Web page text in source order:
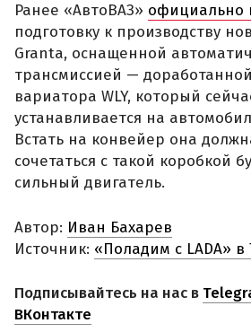
Ранее «АвтоВАЗ» официально
подготовку к производству
Granta, оснащенной
трансмиссией —
вариатора WLY, который
устанавливается на
Встать на конвейер она
сочетаться с такой коробкой
сильный двигатель.
Автор: Иван Бахарев
Источник: «Поладим с LADA» в
Подписывайтесь на нас в
ВКонтакте